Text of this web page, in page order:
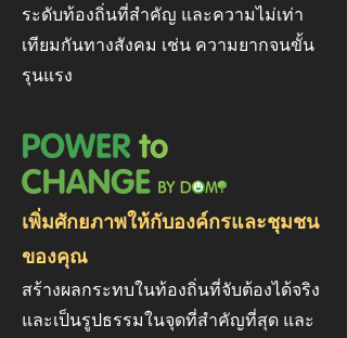
ระดับท้องถิ่นที่สำคัญ และความไม่เท่า
เทียมกันทางสังคม เช่น ความยากจนขั้น
รุนแรง
เพิ่มศักยภาพให้กับองค์กรและชุมชน
ของคุณ
สร้างผลกระทบในท้องถิ่นที่จับต้องได้จริง
และเป็นรูปธรรมในจุดที่สำคัญที่สุด และ